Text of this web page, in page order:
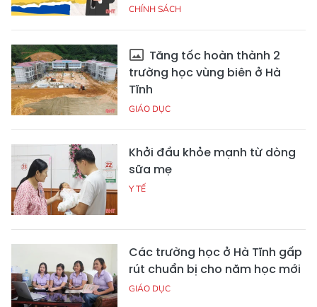
CHÍNH SÁCH
Tăng tốc hoàn thành 2
trường học vùng biên ở Hà
Tĩnh
GIÁO DỤC
Khởi đầu khỏe mạnh từ dòng
sữa mẹ
Y TẾ
Các trường học ở Hà Tĩnh gấp
rút chuẩn bị cho năm học mới
GIÁO DỤC